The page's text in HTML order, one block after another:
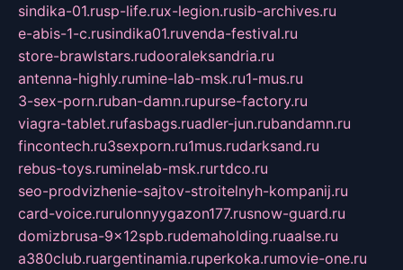
sindika-01.rusp-life.rux-legion.rusib-archives.ru
e-abis-1-c.rusindika01.ruvenda-festival.ru
store-brawlstars.rudooraleksandria.ru
antenna-highly.rumine-lab-msk.ru1-mus.ru
3-sex-porn.ruban-damn.rupurse-factory.ru
viagra-tablet.rufasbags.ruadler-jun.rubandamn.ru
fincontech.ru3sexporn.ru1mus.rudarksand.ru
rebus-toys.ruminelab-msk.rurtdco.ru
seo-prodvizhenie-sajtov-stroitelnyh-kompanij.ru
card-voice.rurulonnyygazon177.rusnow-guard.ru
domizbrusa-9x12spb.rudemaholding.ruaalse.ru
a380club.ruargentinamia.ruperkoka.rumovie-one.ru